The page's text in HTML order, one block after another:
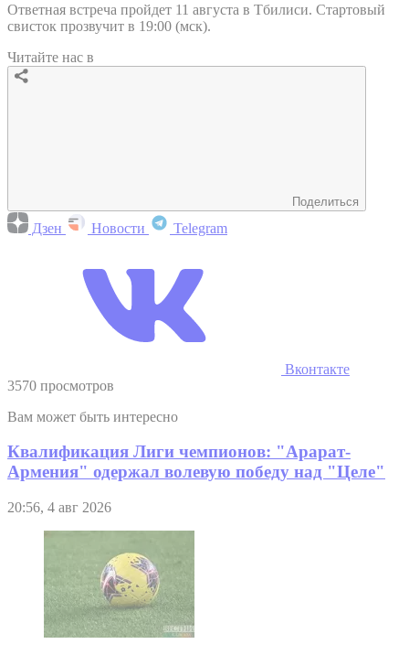
Ответная встреча пройдет 11 августа в Тбилиси. Стартовый
свисток прозвучит в 19:00 (мск).
Читайте нас в
Поделиться
Дзен Новости Telegram
Вконтакте
3570 просмотров
Вам может быть интересно
Квалификация Лиги чемпионов: "Арарат-
Армения" одержал волевую победу над "Целе"
20:56, 4 авг 2026